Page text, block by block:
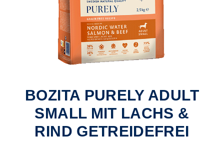
BOZITA PURELY ADULT
SMALL MIT LACHS &
RIND GETREIDEFREI